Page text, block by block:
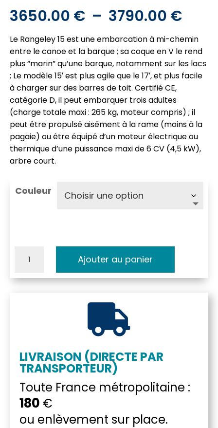
3650.00 € – 3790.00 €
prix :
à
Le Rangeley 15 est une embarcation à mi-chemin
entre le canoe et la barque ; sa coque en V le rend
plus “marin” qu’une barque, notamment sur les lacs
; Le modèle 15′ est plus agile que le 17′, et plus facile
à charger sur des barres de toit. Certifié CE,
catégorie D, il peut embarquer trois adultes
(charge totale maxi : 265 kg, moteur compris) ; il
peut être propulsé aisément à la rame (moins à la
pagaie) ou être équipé d’un moteur électrique ou
thermique d’une puissance maxi de 6 CV (4,5 kW),
arbre court.
Couleur
quantité
Ajouter au panier

LIVRAISON (DIRECTE PAR
TRANSPORTEUR)
Toute France métropolitaine :
180 €
ou enlèvement sur place.